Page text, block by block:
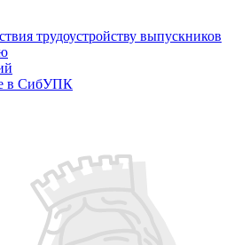
трудоустройству выпускников
в СибУПК